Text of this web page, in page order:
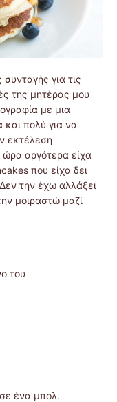
για τις
της μητέρας μου
με μια
πολύ για να
εκτέλεση
αργότερα είχα
που είχα δει
την έχω αλλάξει
μοιραστώ μαζί
του
ένα μπολ.